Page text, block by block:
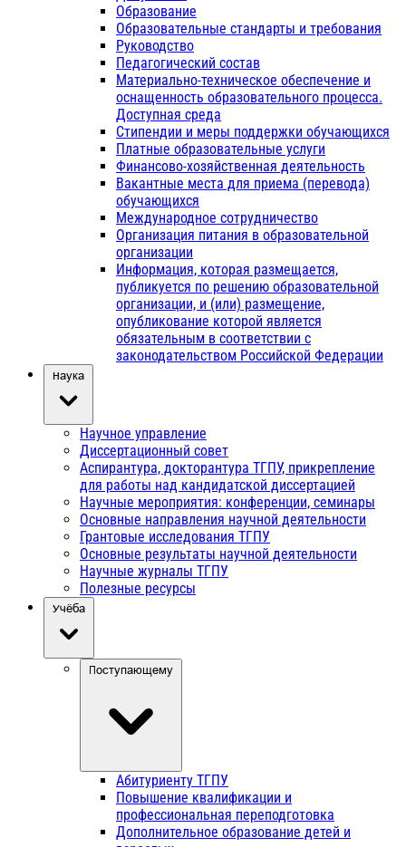
Образование
Образовательные стандарты и требования
Руководство
Педагогический состав
Материально-техническое обеспечение и
оснащенность образовательного процесса.
Доступная среда
Стипендии и меры поддержки обучающихся
Платные образовательные услуги
Финансово-хозяйственная деятельность
Вакантные места для приема (перевода)
обучающихся
Международное сотрудничество
Организация питания в образовательной
организации
Информация, которая размещается,
публикуется по решению образовательной
организации, и (или) размещение,
опубликование которой является
обязательным в соответствии с
законодательством Российской Федерации
Наука
Научное управление
Диссертационный совет
Аспирантура, докторантура ТГПУ, прикрепление
для работы над кандидатской диссертацией
Научные мероприятия: конференции, семинары
Основные направления научной деятельности
Грантовые исследования ТГПУ
Основные результаты научной деятельности
Научные журналы ТГПУ
Полезные ресурсы
Учёба
Поступающему
Абитуриенту ТГПУ
Повышение квалификации и
профессиональная переподготовка
Дополнительное образование детей и